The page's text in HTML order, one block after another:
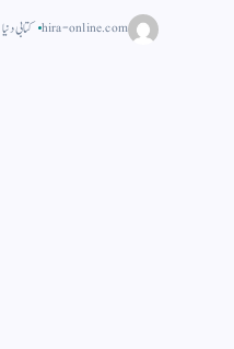
hira-online.com کتابی دنیا